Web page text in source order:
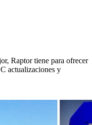
Raptor tiene para ofrecer
actualizaciones y